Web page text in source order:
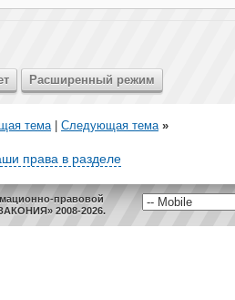
тема| Следующая тема »
права в разделе
правовой
2008-2026.